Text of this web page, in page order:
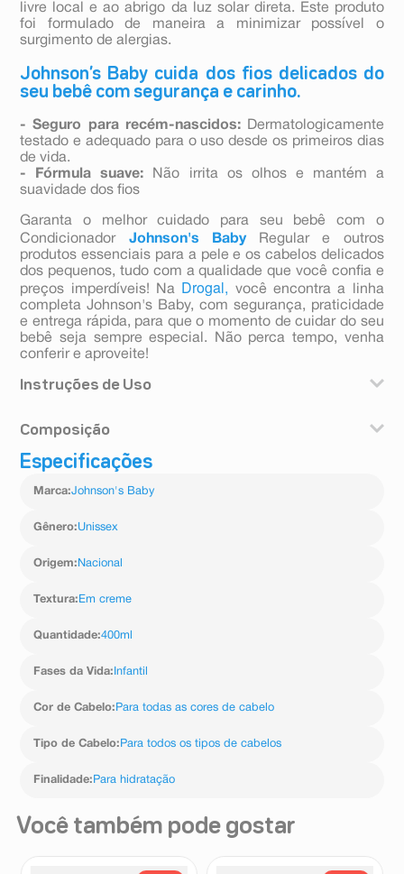
livre local e ao abrigo da luz solar direta. Este produto
foi formulado de maneira a minimizar possível o
surgimento de alergias.
Johnson’s Baby cuida dos fios delicados do
seu bebê com segurança e carinho.
- Seguro para recém-nascidos:Dermatologicamente
testado e adequado para o uso desde os primeiros dias
de vida.
- Fórmula suave: Não irrita os olhos e mantém a
suavidade dos fios
Garanta o melhor cuidado para seu bebê com o
Condicionador Johnson's Baby
Regular e outros
produtos essenciais para a pele e os cabelos delicados
dos pequenos, tudo com a qualidade que você confia e
preços imperdíveis! Na Drogal, você encontra a linha
completa Johnson's Baby, com segurança, praticidade
e entrega rápida, para que o momento de cuidar do seu
bebê seja sempre especial. Não perca tempo, venha
conferir e aproveite!
Instruções de Uso
condicionador nos cabelos úmidos, massageando-os
suavemente. Deixe agir por alguns instantes e, em seguida,
enxágue bem. Adequado para o uso diário.
Composição
Água/água purificada, Álcool Cetearílico/álcool
Hidroxietilcelulose/hietelose, Ésteres cetílicos/ésteres
Parfum/fragrância, Cloreto de behentrimônio/cloreto de
Ácido cítrico/ácido cítrico.
Especificações
Marca:Johnson's Baby
Gênero:Unissex
Origem: Nacional
Textura: Em creme
Quantidade:400ml
Fases da Vida: Infantil
Cor de Cabelo: Para todas as cores de cabelo
Tipo de Cabelo: Para todos os tipos de cabelos
Finalidade: Para hidratação
Você também pode gostar